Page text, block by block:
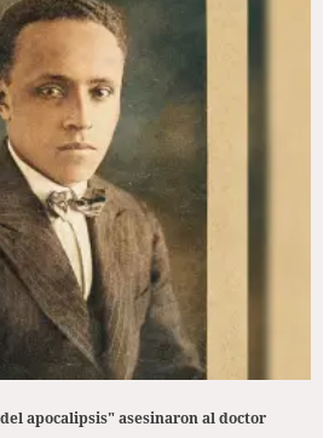
apocalipsis" asesinaron al doctor